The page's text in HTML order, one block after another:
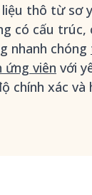
thô từ sơ
có cấu trúc,
nhanh chóng
ứng viên với
chính xác và